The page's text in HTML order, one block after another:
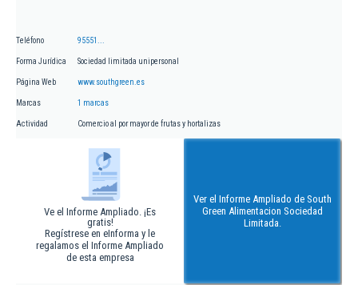
Teléfono 95551...
Forma Jurídica Sociedad limitada unipersonal
Página Web www.southgreen.es
Marcas 1 marcas
Actividad Comercio al por mayor de frutas y hortalizas
Ve el Informe Ampliado. ¡Es
gratis!
Regístrese en eInforma y le
regalamos el Informe Ampliado
de esta empresa
Ver el Informe Ampliado de South
Green Alimentacion Sociedad
Limitada.